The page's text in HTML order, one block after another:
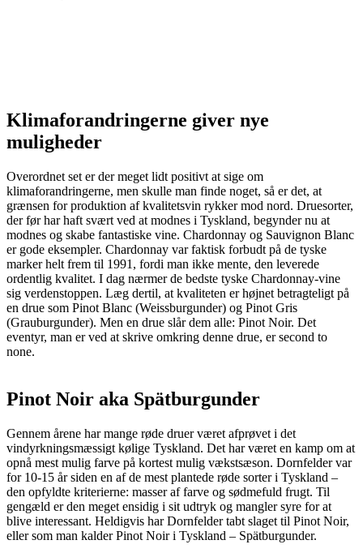
Klimaforandringerne giver nye
muligheder
Overordnet set er der meget lidt positivt at sige om
klimaforandringerne, men skulle man finde noget, så er det, at
grænsen for produktion af kvalitetsvin rykker mod nord. Druesorter,
der før har haft svært ved at modnes i Tyskland, begynder nu at
modnes og skabe fantastiske vine. Chardonnay og Sauvignon Blanc
er gode eksempler. Chardonnay var faktisk forbudt på de tyske
marker helt frem til 1991, fordi man ikke mente, den leverede
ordentlig kvalitet. I dag nærmer de bedste tyske Chardonnay-vine
sig verdenstoppen. Læg dertil, at kvaliteten er højnet betragteligt på
en drue som Pinot Blanc (Weissburgunder) og Pinot Gris
(Grauburgunder). Men en drue slår dem alle: Pinot Noir. Det
eventyr, man er ved at skrive omkring denne drue, er second to
none.
Pinot Noir aka Spätburgunder
Gennem årene har mange røde druer været afprøvet i det
vindyrkningsmæssigt kølige Tyskland. Det har været en kamp om at
opnå mest mulig farve på kortest mulig vækstsæson. Dornfelder var
for 10-15 år siden en af de mest plantede røde sorter i Tyskland –
den opfyldte kriterierne: masser af farve og sødmefuld frugt. Til
gengæld er den meget ensidig i sit udtryk og mangler syre for at
blive interessant. Heldigvis har Dornfelder tabt slaget til Pinot Noir,
eller som man kalder Pinot Noir i Tyskland – Spätburgunder.